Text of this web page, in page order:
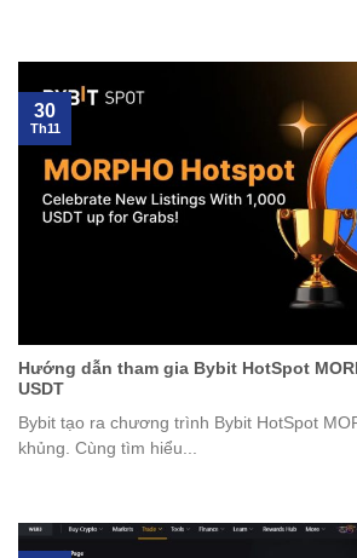
Hướng dẫn tham gia Bybit HotSpot
USDT
Bybit tạo ra chương trình Bybit HotSpot
khủng. Cùng tìm hiểu...
30
Th11